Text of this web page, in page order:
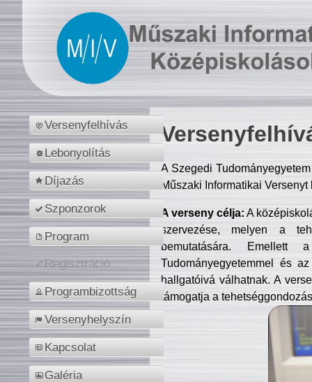
Versenyfelhívás
Lebonyolítás
Díjazás
Szponzorok
Program
Regisztráció
Programbizottság
Versenyhelyszín
Kapcsolat
Galéria
A Szegedi
Műszaki Informatikai
A verseny célja: A
szervezése, melyen a
bemutatására. Emellett
Tudományegyetemmel és
hallgatóivá válhatnak. A
támogatja a